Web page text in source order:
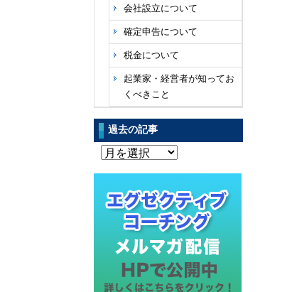
会社設立について
確定申告について
税金について
起業家・経営者が知ってお
くべきこと
過去の記事
去